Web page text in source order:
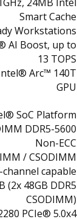
Smart Cache
Workstations
AI Boost, up to
13 TOPS
Arc™ 140T
GPU
SoC Platform
DDR5-5600
Non-ECC
/ CSODIMM
capable
(2x 48GB DDR5
CSODIMM)
PCIe® 5.0x4